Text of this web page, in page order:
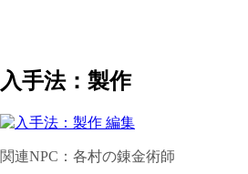
入手法：製作
関連NPC ： 各村の錬金術師